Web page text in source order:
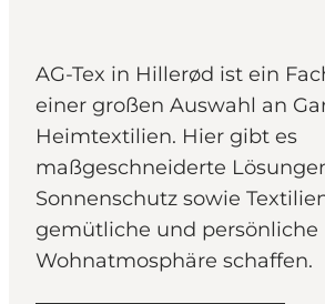
AG-Tex in Hillerød ist ein
einer großen Auswahl an
Heimtextilien. Hier gibt es
maßgeschneiderte
Sonnenschutz sowie
gemütliche und persönliche
Wohnatmosphäre schaffen.